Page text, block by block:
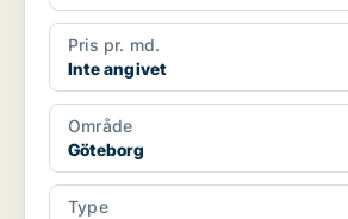
Pris pr. md.
Inte angivet
Område
Göteborg
Type